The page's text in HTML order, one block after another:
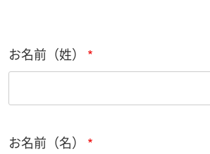
お名前（姓）
お名前（名）